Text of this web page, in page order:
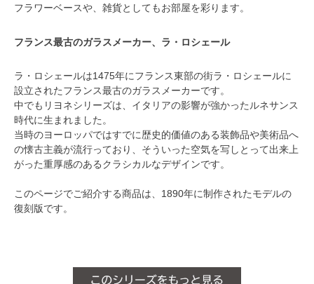
フラワーベースや、雑貨としてもお部屋を彩ります。
フランス最古のガラスメーカー、ラ・ロシェール
ラ・ロシェールは1475年にフランス東部の街ラ・ロシェールに
設立されたフランス最古のガラスメーカーです。
中でもリヨネシリーズは、イタリアの影響が強かったルネサンス
時代に生まれました。
当時のヨーロッパではすでに歴史的価値のある装飾品や美術品へ
の懐古主義が流行っており、そういった空気を写しとって出来上
がった重厚感のあるクラシカルなデザインです。
このページでご紹介する商品は、1890年に制作されたモデルの
復刻版です。